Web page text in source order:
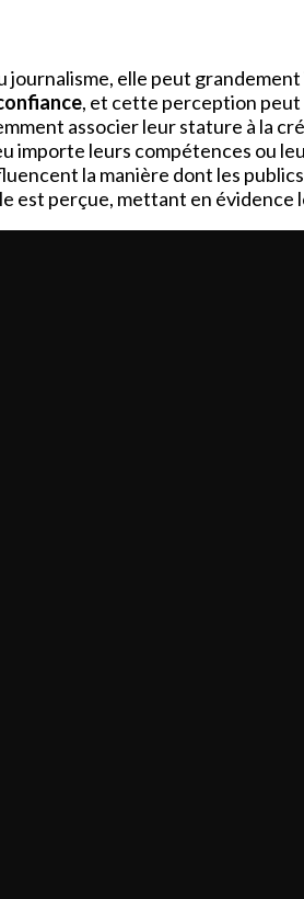
journalisme, elle peut
, et cette perception peut
associer leur stature à la
leurs compétences ou
la manière dont les
est perçue, mettant en